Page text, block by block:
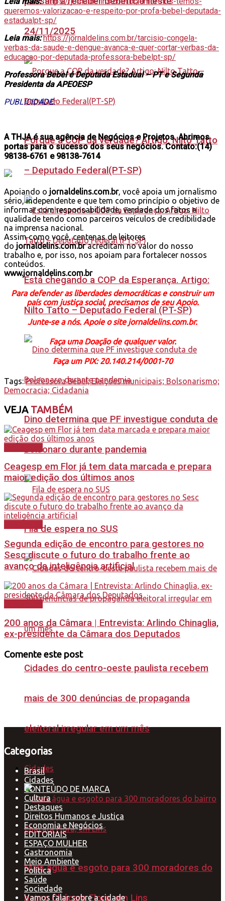
24/11/2025
Porque a COP da verdade? Artigo: Nilto Tatto
– Deputado Federal(PT-SP)
Está chegando a COP da Esperança. Artigo:
Nilto Tatto – Deputado Federal (PT-SP)
Dino determina que PF investigue conduta de
Bolsonaro durante pandemia
Fila de espera no SUS
Cidades do centro-oeste paulista recebem
mais de 300 denúncias de propaganda
eleitoral irregular em um mês
Cidades
Mais água e esgoto para 300 moradores do
bairro Chácara Flora, em Lins
queremos-valorizacao-e-respeito-por-profa-bebel-deputada-
estadualpt-sp/
Leia mais: https://jornaldelins.com.br/tarcisio-congela-
verbas-da-saude-e-dengue-avanca-e-quer-cortar-verbas-da-
educacao-por-deputada-professora-bebelpt-sp/
Professora Bebel é Deputada Estadual – PT e Segunda
Presidenta da APEOESP
PUBLICIDADE:
A THJA é sua agência de Negócios e Projetos. Abrimos
portas para o sucesso dos seus negócios. Contato:(14)
98138-6761 e 98138-7614
Apoiando o jornaldelins.com.br, você apoia um jornalismo
sério, independente e que tem como princípio o objetivo de
informar com responsabilidade, verdade dos fatos e
qualidade tendo como parceiros veículos de credibilidade
na imprensa nacional.
Assim como você, centenas de leitores
do jornaldelins.com.bracreditam no valor do nosso
trabalho e, por isso, nos apoiam para fortalecer nossos
conteúdos.
www.jornaldelins.com.br
Para defender as liberdades democráticas e construir um
país com justiça social, precisamos de seu Apoio.
Junte-se a nós. Apoie o site jornaldelins.com.br.
Faça uma Doação de qualquer valor.
Faça um PIX: 20.140.214/0001-70
Tags: Professora Bebel; Eleições municipais; Bolsonarismo;
Democracia; Cidadania
VEJATAMBÉM
Ceagesp em Flor já tem data marcada e prepara
maior edição dos últimos anos
Segunda edição de encontro para gestores no
Sesc discute o futuro do trabalho frente ao
avanço da inteligência artificial
200 anos da Câmara | Entrevista: Arlindo Chinaglia,
ex-presidente da Câmara dos Deputados
Comente este post
Categorias
Brasil
Cidades
CONTEÚDO DE MARCA
Cultura
Destaques
Direitos Humanos e Justiça
Economia e Negócios
EDITORIAIS
ESPAÇO MULHER
Gastronomia
Meio Ambiente
Política
Saúde
Sociedade
Vamos falar sobre a cidade